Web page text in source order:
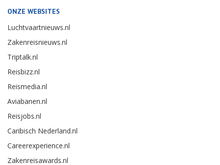
ONZE WEBSITES
Luchtvaartnieuws.nl
Zakenreisnieuws.nl
Triptalk.nl
Reisbizz.nl
Reismedia.nl
Aviabanen.nl
Reisjobs.nl
Caribisch Nederland.nl
Careerexperience.nl
Zakenreisawards.nl